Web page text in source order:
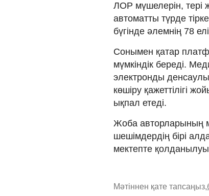
ЛОР мүшелерін, тері
автоматты түрде
бүгінде әлемнің 78
Сонымен қатар
мүмкіндік береді.
электронды
көшіру қажеттілігі
ықпал етеді.
Жоба авторларының
шешімдердің бірі
мектепте
Мәтіннен қате тапсаңыз,